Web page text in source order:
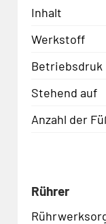
Inhalt
Werkstoff
Betriebsdruk
Stehend auf
Anzahl der
Rührer